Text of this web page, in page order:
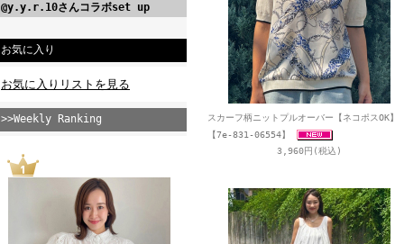
@y.y.r.10さんコラボset up
お気に入り
お気に入りリストを見る
>>Weekly Ranking
スカーフ柄ニットプルオーバー【ネコポスOK】
【7e-831-06554】
3,960円(税込)